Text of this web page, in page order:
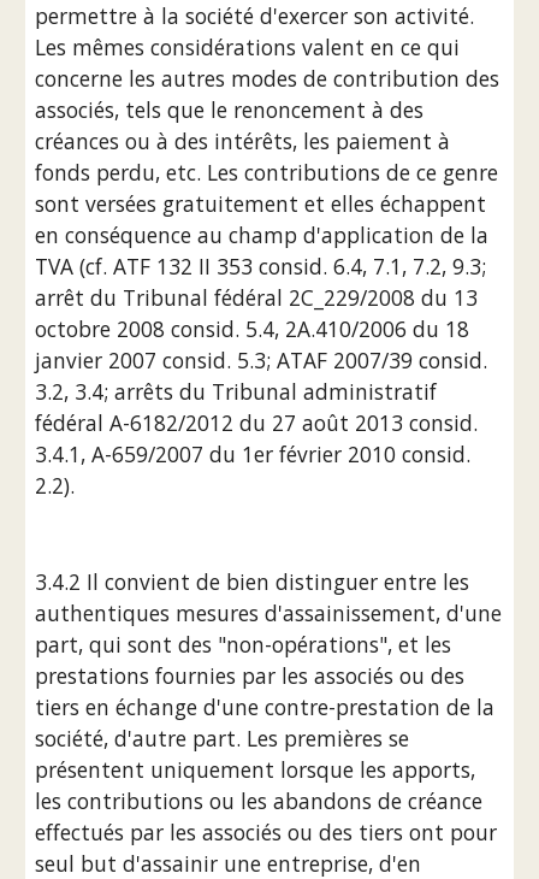
permettre à la société d'exercer son activité.
Les mêmes considérations valent en ce qui
concerne les autres modes de contribution des
associés, tels que le renoncement à des
créances ou à des intérêts, les paiement à
fonds perdu, etc. Les contributions de ce genre
sont versées gratuitement et elles échappent
en conséquence au champ d'application de la
TVA (cf. ATF 132 II 353 consid. 6.4, 7.1, 7.2, 9.3;
arrêt du Tribunal fédéral 2C_229/2008 du 13
octobre 2008 consid. 5.4, 2A.410/2006 du 18
janvier 2007 consid. 5.3; ATAF 2007/39 consid.
3.2, 3.4; arrêts du Tribunal administratif
fédéral A-6182/2012 du 27 août 2013 consid.
3.4.1, A-659/2007 du 1er février 2010 consid.
2.2).
3.4.2 Il convient de bien distinguer entre les
authentiques mesures d'assainissement, d'une
part, qui sont des "non-opérations", et les
prestations fournies par les associés ou des
tiers en échange d'une contre-prestation de la
société, d'autre part. Les premières se
présentent uniquement lorsque les apports,
les contributions ou les abandons de créance
effectués par les associés ou des tiers ont pour
seul but d'assainir une entreprise, d'en